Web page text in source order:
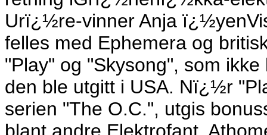
Urï¿½re-vinner Anja
felles med Ephemera og
"Play" og "Skysong", som
den ble utgitt i USA. Nï¿½r
serien "The O.C.", utgis